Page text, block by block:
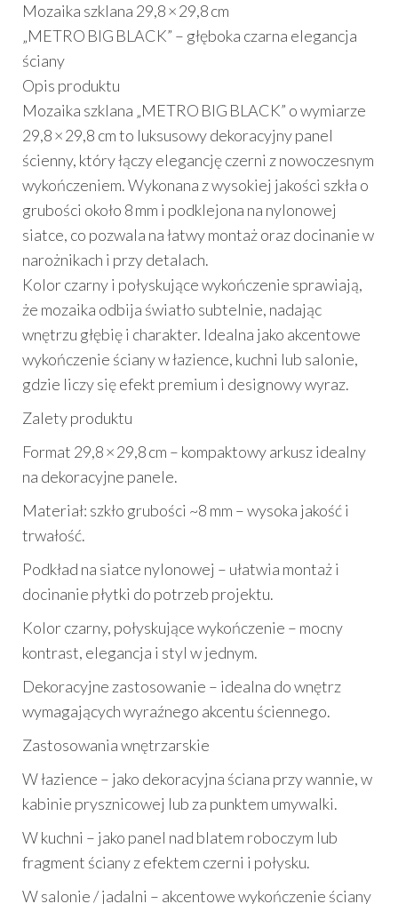
Mozaika szklana 29,8 × 29,8 cm
„METRO BIG BLACK” – głęboka czarna elegancja
ściany
Opis produktu
Mozaika szklana „METRO BIG BLACK” o wymiarze
29,8 × 29,8 cm to luksusowy dekoracyjny panel
ścienny, który łączy elegancję czerni z nowoczesnym
wykończeniem. Wykonana z wysokiej jakości szkła o
grubości około 8 mm i podklejona na nylonowej
siatce, co pozwala na łatwy montaż oraz docinanie w
narożnikach i przy detalach.
Kolor czarny i połyskujące wykończenie sprawiają,
że mozaika odbija światło subtelnie, nadając
wnętrzu głębię i charakter. Idealna jako akcentowe
wykończenie ściany w łazience, kuchni lub salonie,
gdzie liczy się efekt premium i designowy wyraz.
Zalety produktu
Format 29,8 × 29,8 cm – kompaktowy arkusz idealny
na dekoracyjne panele.
Materiał: szkło grubości ~8 mm – wysoka jakość i
trwałość.
Podkład na siatce nylonowej – ułatwia montaż i
docinanie płytki do potrzeb projektu.
Kolor czarny, połyskujące wykończenie – mocny
kontrast, elegancja i styl w jednym.
Dekoracyjne zastosowanie – idealna do wnętrz
wymagających wyraźnego akcentu ściennego.
Zastosowania wnętrzarskie
W łazience – jako dekoracyjna ściana przy wannie, w
kabinie prysznicowej lub za punktem umywalki.
W kuchni – jako panel nad blatem roboczym lub
fragment ściany z efektem czerni i połysku.
W salonie / jadalni – akcentowe wykończenie ściany